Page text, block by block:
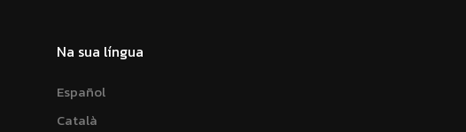
Na sua língua
Español
Català